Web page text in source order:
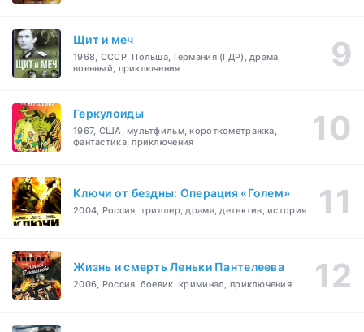
Щит и меч
1968, СССР, Польша, Германия (ГДР), драма,
военный, приключения
Геркулоиды
1967, США, мультфильм, короткометражка,
фантастика, приключения
Ключи от бездны: Операция «Голем»
2004, Россия, триллер, драма, детектив, история
Жизнь и смерть Леньки Пантелеева
2006, Россия, боевик, криминал, приключения